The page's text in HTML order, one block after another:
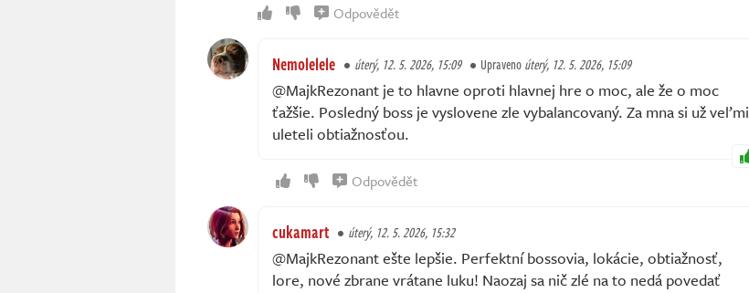
Odpovědět
Nemolelele úterý, 12. 5. 2026, 15:09 Upravenoúterý, 12. 5. 2026, 15:09
@MajkRezonant je to hlavne oproti hlavnej hre o moc, ale že o moc
ťažšie. Posledný boss je vyslovene zle vybalancovaný. Za mna si už veľmi
uleteli obtiažnosťou.
Odpovědět
cukamart úterý, 12. 5. 2026, 15:32
@MajkRezonant ešte lepšie. Perfektní bossovia, lokácie, obtiažnosť,
lore, nové zbrane vrátane luku! Naozaj sa nič zlé na to nedá povedať